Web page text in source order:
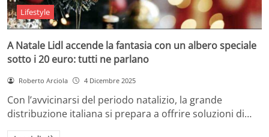
Lifestyle
A Natale Lidl accende la fantasia con un albero speciale
sotto i 20 euro: tutti ne parlano
Roberto Arciola 4 Dicembre 2025
Con l’avvicinarsi del periodo natalizio, la grande
distribuzione italiana si prepara a offrire soluzioni di…